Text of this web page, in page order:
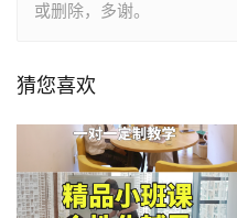
或删除，多谢。
猜您喜欢